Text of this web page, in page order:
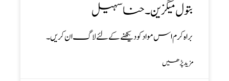
بتول میگزین ۔ حنا سہیل
براہ کرم اس مواد کو دیکھنے کے لئے لاگ ان کریں۔
مزید پڑھیں